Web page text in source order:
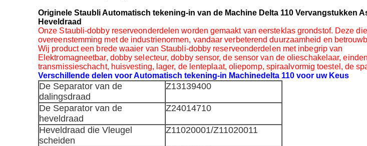
Originele Staubli Automatisch tekening-in van de Machine Delta 110 Vervangstukken
Heveldraad
Onze Staubli-dobby reserveonderdelen worden gemaakt van eersteklas grondstof. Deze
overeenstemming met de industrienormen, vandaar verbeterend duurzaamheid en
Wij product een brede waaier van Staubli-dobby reserveonderdelen met inbegrip van
Elektromagneetbar, dobby selecteur, dobby sensor, de sensor van de olieschakelaar,
transmissieschacht, huisvesting, lager, de lenteplaat, oliepomp, spiraalvormig toestel, de
Verschillende delen voor Automatisch tekening-in Machinedelta 110 voor uw Keus
De Separator van de
dalingsdraad
Z13139400
De Separator van de
heveldraad
Z24014710
Heveldraad die Vleugel
scheiden
Z11020001/Z11020011